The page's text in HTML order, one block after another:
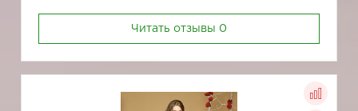
Читать отзывы 0